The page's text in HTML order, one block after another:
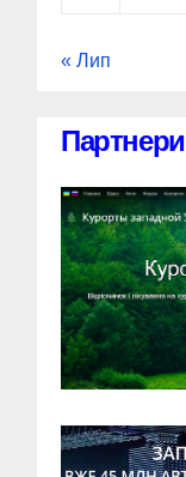
« Лип
Партнери